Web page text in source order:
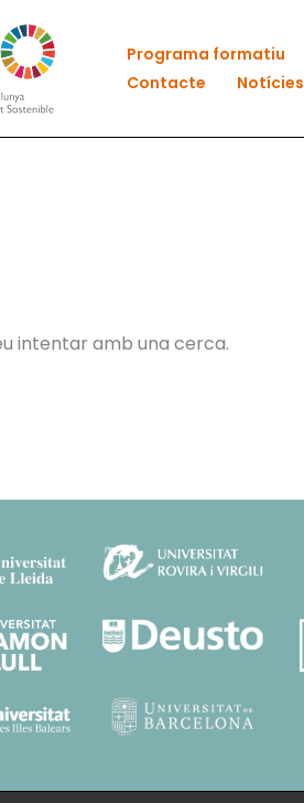
Programa formatiu
Contacte
Notícies
intentar amb una cerca.